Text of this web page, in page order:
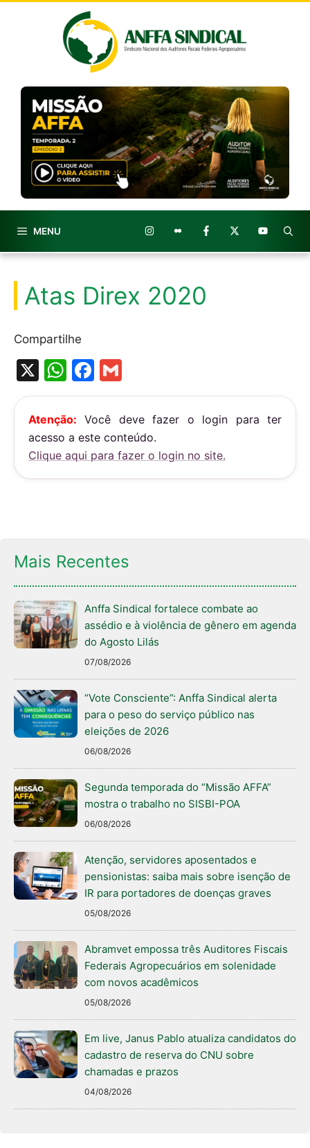
MENU
Atas Direx 2020
Compartilhe
X
W
h
at
s
A
p
F
a
c
e
b
o
m
ai
l
Atenção: Você deve fazer o login para ter
acesso a este conteúdo.
Clique aqui para fazer o login no site.
Mais Recentes
Anffa Sindical fortalece combate ao
assédio e à violência de gênero em agenda
do Agosto Lilás
07/08/2026
“Vote Consciente”: Anffa Sindical alerta
para o peso do serviço público nas
eleições de 2026
06/08/2026
Segunda temporada do “Missão AFFA”
mostra o trabalho no SISBI-POA
06/08/2026
Atenção, servidores aposentados e
pensionistas: saiba mais sobre isenção de
IR para portadores de doenças graves
05/08/2026
Abramvet empossa três Auditores Fiscais
Federais Agropecuários em solenidade
com novos acadêmicos
05/08/2026
Em live, Janus Pablo atualiza candidatos do
cadastro de reserva do CNU sobre
chamadas e prazos
04/08/2026